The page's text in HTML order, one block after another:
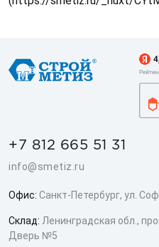
+7 812 665 51 31
info@smetiz.ru
Офис: Санкт-Петербург, ул.
Склад: Ленинградская обл.,
Дверь №5